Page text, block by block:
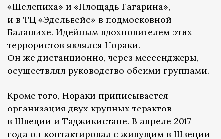
«Шелепиха» и «Площадь Гагарина»,
и в ТЦ «Эдельвейс» в подмосковной
Балашихе. Идейным вдохновителем этих
террористов являлся Нораки.
Он же дистанционно, через мессенджеры,
осуществлял руководство обеими группами.
Кроме того, Нораки приписывается
организация двух крупных терактов
в Швеции и Таджикистане. В апреле 2017
года он контактировал с живущим в Швеции